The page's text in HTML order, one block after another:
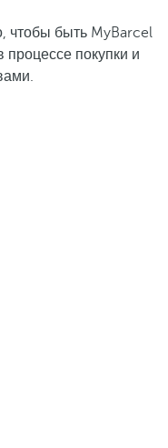
чтобы быть MyBarcel
процессе покупки и